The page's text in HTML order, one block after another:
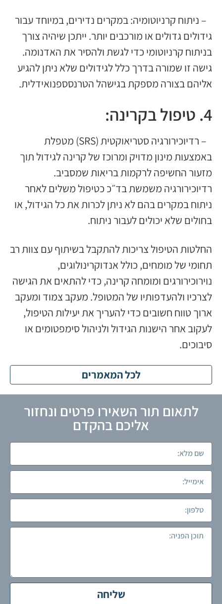
– ניתוח קרניוטומיה: במקרים נדירים, במיוחד עבור
גידולים גדולים או מורכבים יותר. ייתכן שיהיה צורך
בניתוח קרניוטומי כדי לגשת ולהסיר את האדנומה.
גישה זו שמורה בדרך כלל לגידולים שלא ניתן להגיע
אליהם בצורה מספקת בגישהל הטרנסספנואידלית.
4. טיפול בקרינה:
– רדיוכירורגיה סטריאוקטית (SRS) מטפלת
באמצעות מינון מדויק ומרוכז של קרינה לגידול תוך
מזעור החשיפה לרקמות בריאות שמסביב.
רדיוכירורגיה משמשת בד״כ כטיפול משלים לאחר
ניתוח במקרים בהם לא ניתן לכרות את כל הגידול, או
בחולים שלא יכולים לעבור ניתוח.
החלטות הטיפול צריכות להתקבל בשיתוף עם צוות רב
תחומי של מומחים, כולל אנדוקרינולוגים,
נוירוכירורגים ומומחה קרינה, כדי להתאים את הגישה
לצרכיו ולהעדפותיו של המטופל. מעקב צמוד ומעקב
ארוך טווח חשובים כדי להעריך את יעילות הטיפול,
לעקוב אחר הישנות הגידול ולניהול סימפטומים או
סיבוכים.
לכל המאמרים
לתאום תור השאירו פרטים ונחזור
אליכם בהקדם
שליחה